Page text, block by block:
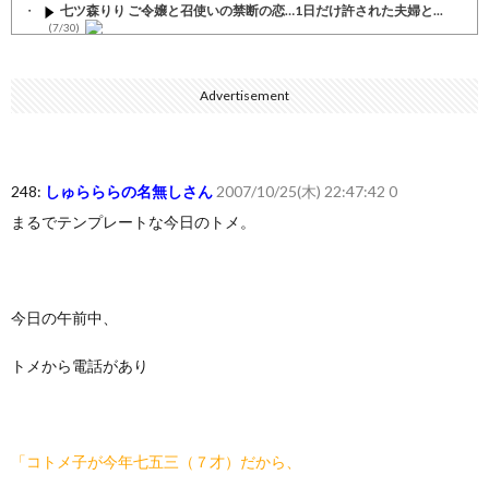
七ツ森りり ご令嬢と召使いの禁断の恋…1日だけ許された夫婦と...
(7/30)
【セール】Apple Apple Watch、iPhoneや... (7/30)
(7/30)
Advertisement
248: しゅらららの名無しさん 2007/10/25(木) 22:47:42 0
まるでテンプレートな今日のトメ。
今日の午前中、
トメから電話があり
「コトメ子が今年七五三（７才）だから、